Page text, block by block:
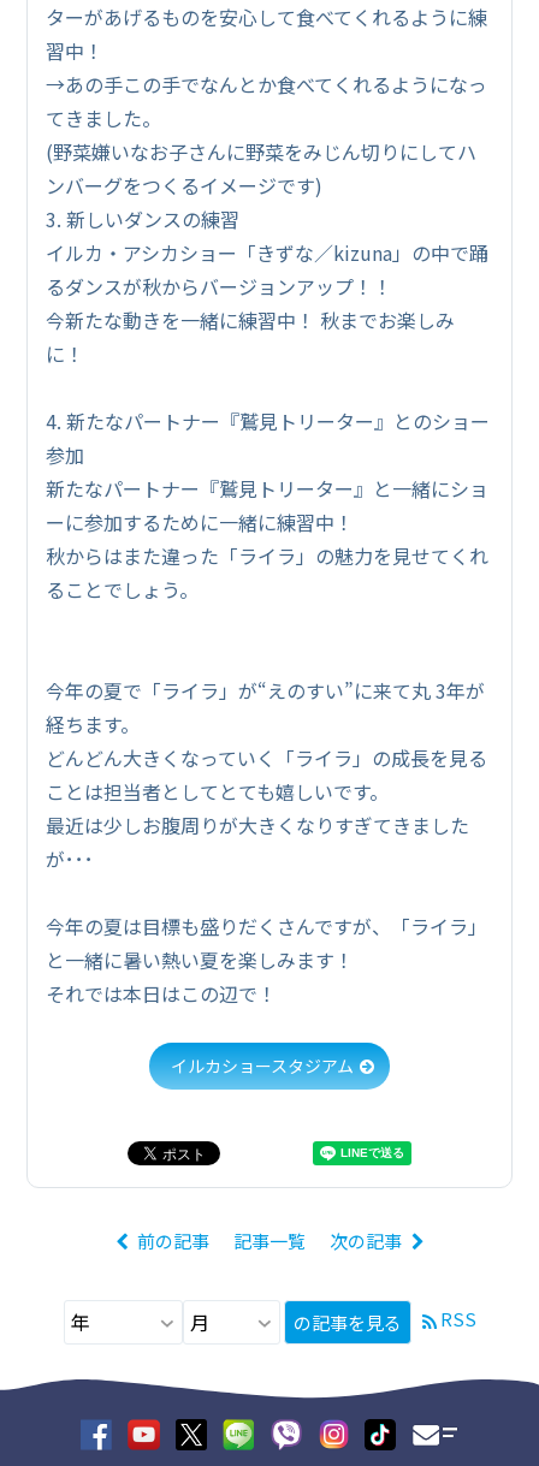
ターがあげるものを安心して食べてくれるように練
習中！
→あの手この手でなんとか食べてくれるようになっ
てきました。
(野菜嫌いなお子さんに野菜をみじん切りにしてハ
ンバーグをつくるイメージです)
3. 新しいダンスの練習
イルカ・アシカショー「きずな／kizuna」の中で踊
るダンスが秋からバージョンアップ！！
今新たな動きを一緒に練習中！ 秋までお楽しみ
に！
4. 新たなパートナー『鷲見トリーター』とのショー
参加
新たなパートナー『鷲見トリーター』と一緒にショ
ーに参加するために一緒に練習中！
秋からはまた違った「ライラ」の魅力を見せてくれ
ることでしょう。
今年の夏で「ライラ」が“えのすい”に来て丸 3年が
経ちます。
どんどん大きくなっていく「ライラ」の成長を見る
ことは担当者としてとても嬉しいです。
最近は少しお腹周りが大きくなりすぎてきました
が･･･
今年の夏は目標も盛りだくさんですが、「ライラ」
と一緒に暑い熱い夏を楽しみます！
それでは本日はこの辺で！
イルカショースタジアム
前の記事 記事一覧 次の記事
の記事を見る RSS